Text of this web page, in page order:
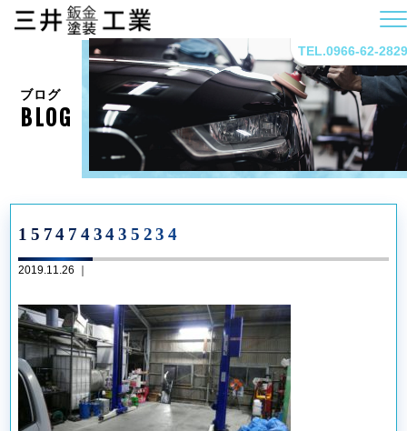
TEL.0966-62-2829
ブログ
BLOG
1574743435234
2019.11.26 ｜